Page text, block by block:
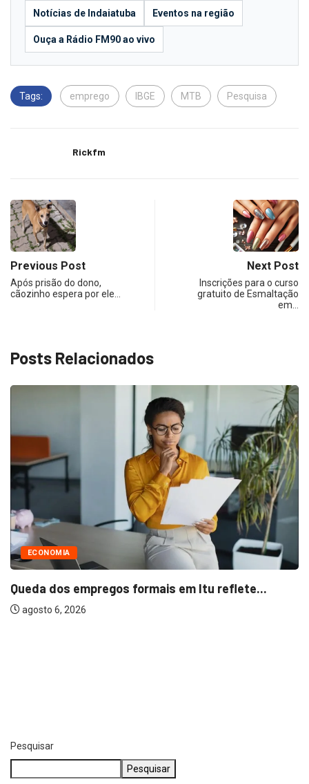
Notícias de Indaiatuba Eventos na região
Ouça a Rádio FM90 ao vivo
Tags: emprego IBGE MTB Pesquisa
Rickfm
Previous Post
Após prisão do dono,
cãozinho espera por ele…
Next Post
Inscrições para o curso
gratuito de Esmaltação
em…
Posts Relacionados
Pesquisar
Pesquisar